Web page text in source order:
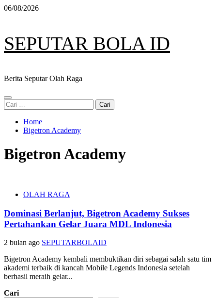
Skip
06/08/2026
SEPUTAR BOLA ID
Berita Seputar Olah Raga
Primary
Menu
Cari
untuk:
Home
Bigetron Academy
Bigetron Academy
OLAH RAGA
Dominasi Berlanjut, Bigetron Academy Sukses
Pertahankan Gelar Juara MDL Indonesia
2 bulan ago SEPUTARBOLAID
Bigetron Academy kembali membuktikan diri sebagai salah satu tim
akademi terbaik di kancah Mobile Legends Indonesia setelah
berhasil meraih gelar...
Cari